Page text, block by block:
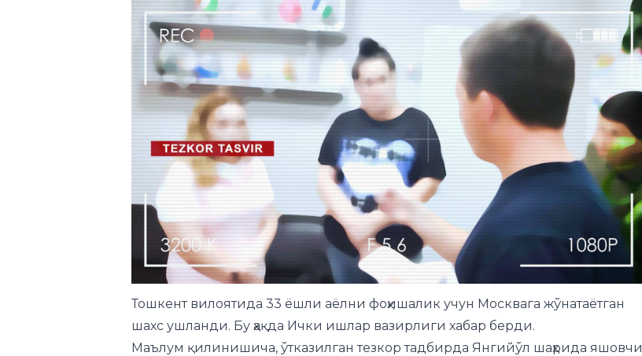
Тошкент вилоятида 33 ёшли аёлни фоҳишалик учун Москвага жўнатаётган
шахс ушланди. Бу ҳақда Ички ишлар вазирлиги хабар берди.
Маълум қилинишича, ўтказилган тезкор тадбирда Янгийўл шаҳрида яшовчи